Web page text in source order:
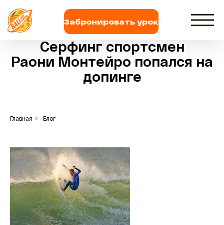
Забронировать урок
Серфинг спортсмен
Раони Монтейро попался на
допинге
Главная » Блог